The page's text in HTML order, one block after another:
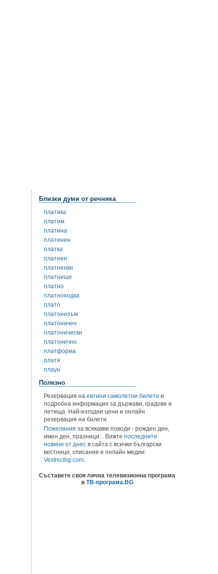
Близки думи от речника
платика
платим
платина
платинен
платка
платнен
платненки
платнище
платно
платноходка
плато
платонизъм
платоничен
платонически
платонично
платформа
платя
плаун
Полезно
Резервация на евтини самолетни билети и
подробна информация за държави, градове и
летища. Най-изгодни цени и онлайн
резервация на билети.
Пожелания за всякакви поводи - рожден ден,
имен ден, празници... Вижте последните
новини от днес в сайта с всички български
вестници, списания и онлайн медии:
Vestnicibg.com.
Съставете своя лична телевизионна програма
в ТВ-програма.BG